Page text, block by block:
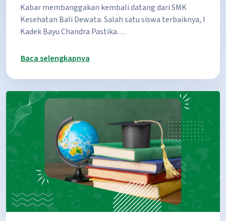
Kabar membanggakan kembali datang dari SMK
Kesehatan Bali Dewata. Salah satu siswa terbaiknya, I
Kadek Bayu Chandra Pastika…
Baca selengkapnya